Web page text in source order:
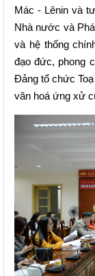
Mác - Lênin và
Nhà nước và
và hệ thống
đạo đức, phong
Đảng tổ chức
văn hoá ứng xử